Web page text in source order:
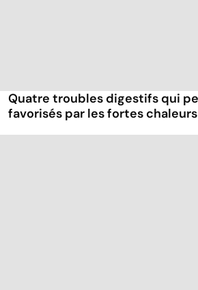
Quatre troubles digestifs qui
favorisés par les fortes chaleurs